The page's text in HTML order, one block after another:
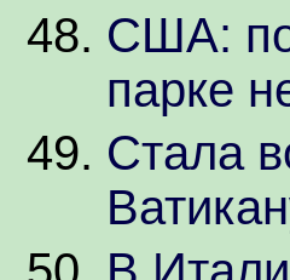
США:
парке
Стала